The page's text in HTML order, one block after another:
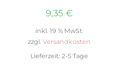
9,35 €
inkl. 19 % MwSt.
zzgl. Versandkosten
Lieferzeit: 2-5 Tage